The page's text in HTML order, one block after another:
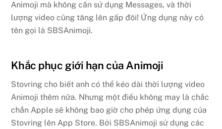
Animoji mà không cần sử dụng Messages, và thời
lượng video cũng tăng lên gấp đôi! Ứng dụng này có
tên gọi là SBSAnimoji.
Khắc phục giới hạn của Animoji
Stovring cho biết anh có thể kéo dài thời lượng video
Animoji thêm nữa. Nhưng một điều không may là chắc
chắn Apple sẽ không bao giờ cho phép ứng dụng của
Stovring lên App Store. Bởi SBSAnimoji sử dụng các